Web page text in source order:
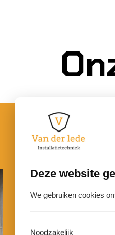
CV-
verzorgen de
Deze website
We gebruiken cookies
Noodzakelijk